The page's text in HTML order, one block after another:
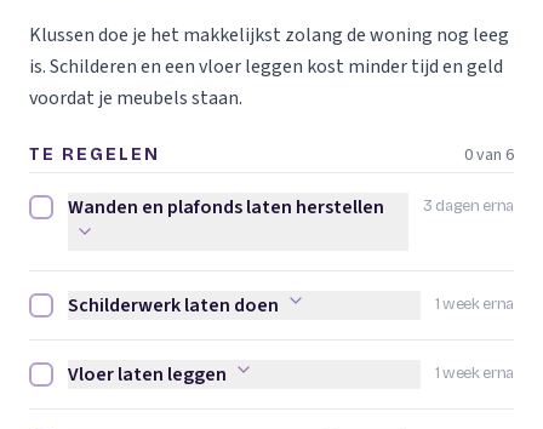
Klussen doe je het makkelijkst zolang de woning nog leeg
is. Schilderen en een vloer leggen kost minder tijd en geld
voordat je meubels staan.
TE REGELEN 0 van 6
3 dagen erna
Wanden en plafonds laten herstellen afvinken
Wanden en plafonds laten herstellen
1 week erna
Schilderwerk laten doen afvinken
Schilderwerk laten doen
1 week erna
Vloer laten leggen afvinken
Vloer laten leggen